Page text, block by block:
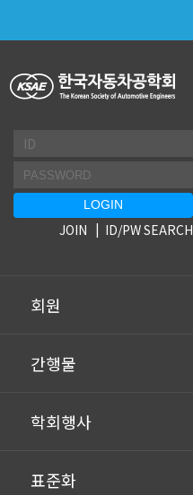
회원
간행물
학회행사
표준화
JOIN ID/PW SEARCH